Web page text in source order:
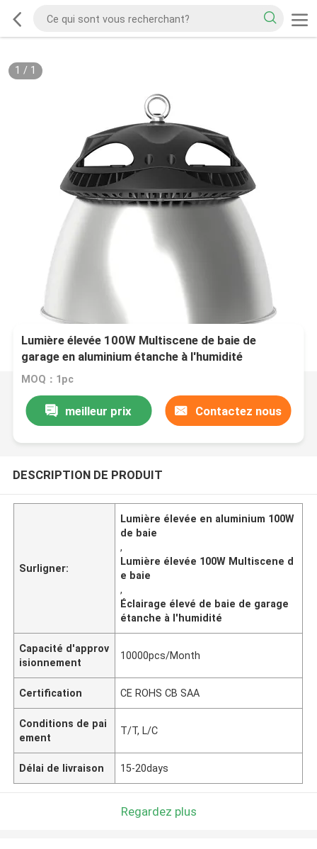
1 / 1
Lumière élevée 100W Multiscene de baie de
garage en aluminium étanche à l'humidité
MOQ：1pc
meilleur prix Contactez nous
DESCRIPTION DE PRODUIT
Surligner:
Lumière élevée en aluminium 100W
de baie
,
Lumière élevée 100W Multiscene d
e baie
,
Éclairage élevé de baie de garage
étanche à l'humidité
Capacité d'approv
isionnement
10000pcs/Month
Certification CE ROHS CB SAA
Conditions de pai
ement
T/T, L/C
Délai de livraison 15-20days
Regardez plus